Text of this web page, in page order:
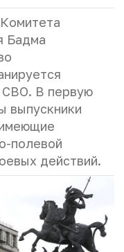
Бадма
СВО. В первую
выпускники
полевой
действий.